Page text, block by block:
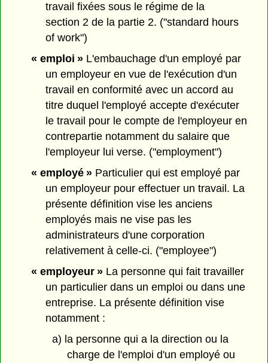
travail fixées sous le régime de la
section 2 de la partie 2. ("standard hours
of work")
« emploi »L'embauchage d'un employé par
un employeur en vue de l'exécution d'un
travail en conformité avec un accord au
titre duquel l'employé accepte d'exécuter
le travail pour le compte de l'employeur en
contrepartie notamment du salaire que
l'employeur lui verse. ("employment")
« employé »Particulier qui est employé par
un employeur pour effectuer un travail. La
présente définition vise les anciens
employés mais ne vise pas les
administrateurs d'une corporation
relativement à celle-ci. ("employee")
« employeur »La personne qui fait travailler
un particulier dans un emploi ou dans une
entreprise. La présente définition vise
notamment :
a) la personne qui a la direction ou la
charge de l'emploi d'un employé ou